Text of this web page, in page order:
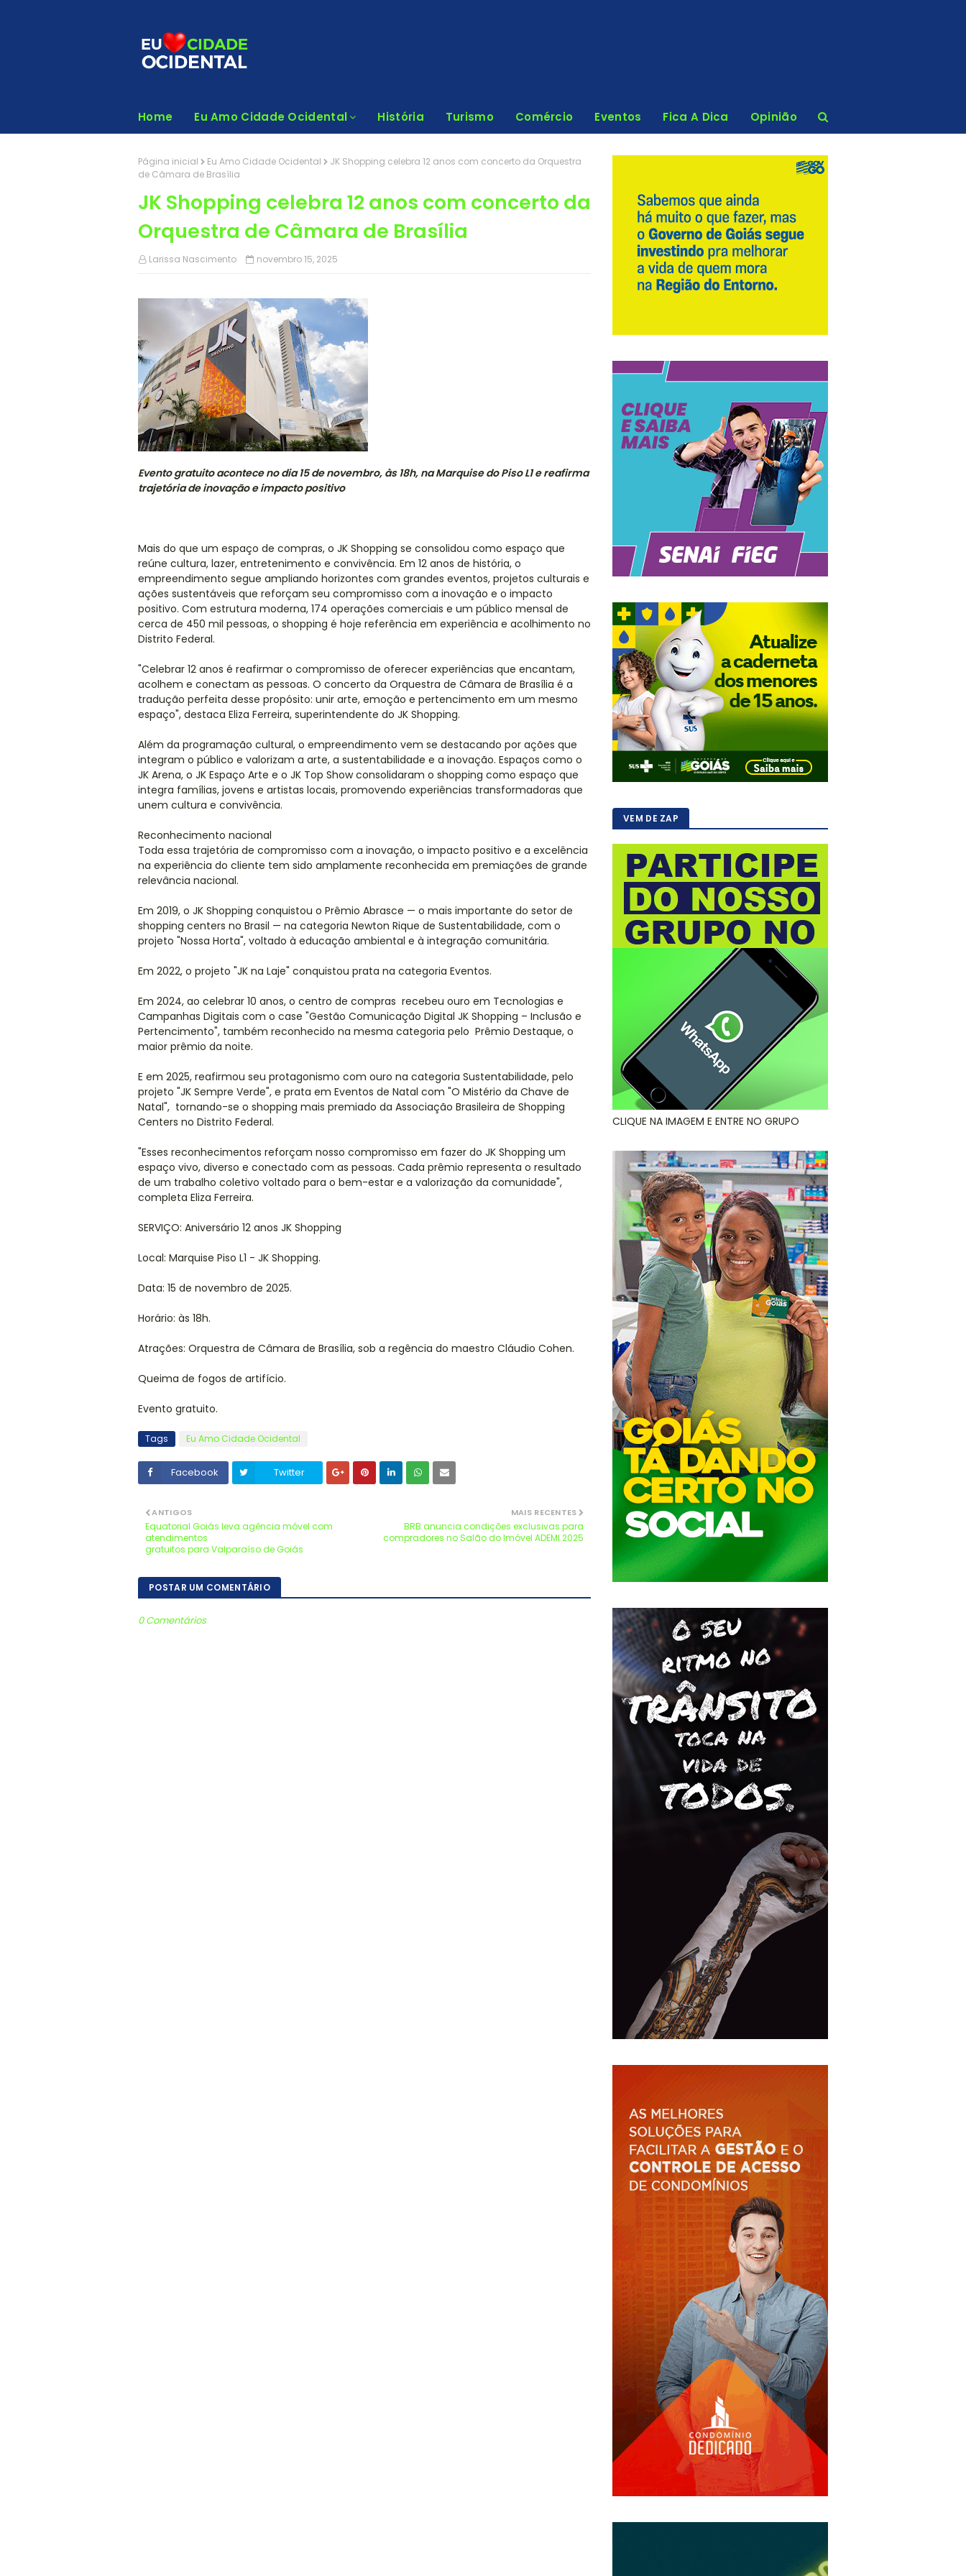
Home Eu Amo Cidade Ocidental História Turismo Comércio Eventos Fica A Dica Opinião
Página inicial Eu Amo Cidade Ocidental
JK Shopping celebra 12 anos com concerto da Orquestra
de Câmara de Brasília
JK Shopping celebra 12 anos com concerto da
Orquestra de Câmara de Brasília
Larissa Nascimento novembro 15, 2025
Evento gratuito acontece no dia 15 de novembro, às 18h, na Marquise do Piso L1 e reafirma
trajetória de inovação e impacto positivo
Mais do que um espaço de compras, o JK Shopping se consolidou como espaço que
reúne cultura, lazer, entretenimento e convivência. Em 12 anos de história, o
empreendimento segue ampliando horizontes com grandes eventos, projetos culturais e
ações sustentáveis que reforçam seu compromisso com a inovação e o impacto
positivo. Com estrutura moderna, 174 operações comerciais e um público mensal de
cerca de 450 mil pessoas, o shopping é hoje referência em experiência e acolhimento no
Distrito Federal.
"Celebrar 12 anos é reafirmar o compromisso de oferecer experiências que encantam,
acolhem e conectam as pessoas. O concerto da Orquestra de Câmara de Brasília é a
tradução perfeita desse propósito: unir arte, emoção e pertencimento em um mesmo
espaço", destaca Eliza Ferreira, superintendente do JK Shopping.
Além da programação cultural, o empreendimento vem se destacando por ações que
integram o público e valorizam a arte, a sustentabilidade e a inovação. Espaços como o
JK Arena, o JK Espaço Arte e o JK Top Show consolidaram o shopping como espaço que
integra famílias, jovens e artistas locais, promovendo experiências transformadoras que
unem cultura e convivência.
Reconhecimento nacional
Toda essa trajetória de compromisso com a inovação, o impacto positivo e a excelência
na experiência do cliente tem sido amplamente reconhecida em premiações de grande
relevância nacional.
Em 2019, o JK Shopping conquistou o Prêmio Abrasce — o mais importante do setor de
shopping centers no Brasil — na categoria Newton Rique de Sustentabilidade, com o
projeto "Nossa Horta", voltado à educação ambiental e à integração comunitária.
Em 2022, o projeto "JK na Laje" conquistou prata na categoria Eventos.
Em 2024, ao celebrar 10 anos, o centro de compras recebeu ouro em Tecnologias e
Campanhas Digitais com o case "Gestão Comunicação Digital JK Shopping – Inclusão e
Pertencimento", também reconhecido na mesma categoria pelo Prêmio Destaque, o
maior prêmio da noite.
E em 2025, reafirmou seu protagonismo com ouro na categoria Sustentabilidade, pelo
projeto "JK Sempre Verde", e prata em Eventos de Natal com "O Mistério da Chave de
Natal", tornando-se o shopping mais premiado da Associação Brasileira de Shopping
Centers no Distrito Federal.
"Esses reconhecimentos reforçam nosso compromisso em fazer do JK Shopping um
espaço vivo, diverso e conectado com as pessoas. Cada prêmio representa o resultado
de um trabalho coletivo voltado para o bem-estar e a valorização da comunidade",
completa Eliza Ferreira.
SERVIÇO: Aniversário 12 anos JK Shopping
Local: Marquise Piso L1 - JK Shopping.
Data: 15 de novembro de 2025.
Horário: às 18h.
Atrações: Orquestra de Câmara de Brasília, sob a regência do maestro Cláudio Cohen.
Queima de fogos de artifício.
Evento gratuito.
Tags Eu Amo Cidade Ocidental
Facebook Twitter
MAIS RECENTES
BRB anuncia condições exclusivas para
compradores no Salão do Imóvel ADEMI 2025
ANTIGOS
Equatorial Goiás leva agência móvel com
atendimentos
gratuitos para Valparaíso de Goiás
POSTAR UM COMENTÁRIO
0 Comentários
VEM DE ZAP
CLIQUE NA IMAGEM E ENTRE NO GRUPO